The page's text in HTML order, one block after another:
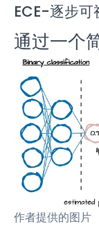
r
e
e
b
o
t
t
e
r
ECE-逐步可
通过一个
作者提供的图片